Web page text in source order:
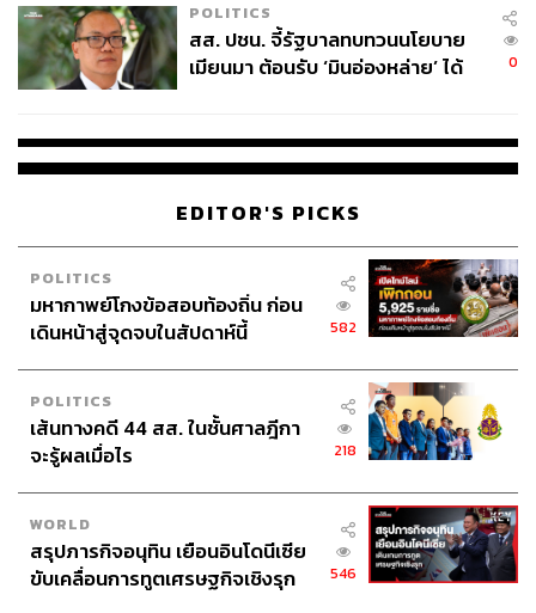
นอกจากนี้ยังมีการให้เวลาเพื่อเล่าถึงแบ็กกราวด์ตัวละคร
สำคัญหลายๆ ตัว เพื่อทำความเข้าใจถึงเหตุผลในการกระทำ
ลืมเรื่องการปล้นไปเลย และนั่นคือเหตุผลหลักว่าทำไมซีซัน
แรกต้องมีจำนวนมากถึง 13 ตอน
แต่ละคนก็มีประเด็นขัดแย้งที่แตกต่างกัน แต่ประเด็นใหญ่
ที่สุดของMoney Heistคือคอนเซปต์ที่วางเอาไว้ว่า ‘ความรัก
POLITICS
สส. ปชน. จี้รัฐบาลทบทวนนโยบาย
เมียนมา ต้อนรับ ‘มินอ่องหล่าย’ ได้
0
EDITOR'S PICKS
POLITICS
มหากาพย์โกงข้อสอบท้องถิ่น ก่อน
เดินหน้าสู่จุดจบในสัปดาห์นี้
582
POLITICS
เส้นทางคดี 44 สส. ในชั้นศาลฎีกา
จะรู้ผลเมื่อไร
218
WORLD
สรุปภารกิจอนุทิน เยือนอินโดนีเซีย
ขับเคลื่อนการทูตเศรษฐกิจเชิงรุก
546